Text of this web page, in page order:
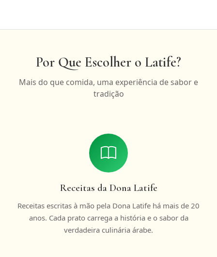
Por Que Escolher o Latife?
Mais do que comida, uma experiência de sabor e
tradição
Receitas da Dona Latife
Receitas escritas à mão pela Dona Latife há mais de 20
anos. Cada prato carrega a história e o sabor da
verdadeira culinária árabe.